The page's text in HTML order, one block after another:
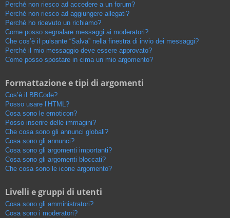
Perché non riesco ad accedere a un forum?
Perché non riesco ad aggiungere allegati?
Perché ho ricevuto un richiamo?
Come posso segnalare messaggi ai moderatori?
Che cos’è il pulsante “Salva” nella finestra di invio dei messaggi?
Perché il mio messaggio deve essere approvato?
Come posso spostare in cima un mio argomento?
Formattazione e tipi di argomenti
Cos’è il BBCode?
Posso usare l’HTML?
Cosa sono le emoticon?
Posso inserire delle immagini?
Che cosa sono gli annunci globali?
Cosa sono gli annunci?
Cosa sono gli argomenti importanti?
Cosa sono gli argomenti bloccati?
Che cosa sono le icone argomento?
Livelli e gruppi di utenti
Cosa sono gli amministratori?
Cosa sono i moderatori?